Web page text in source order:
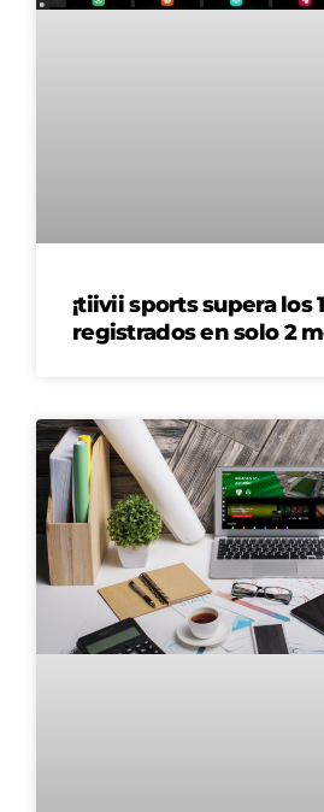
¡tiivii sports supera los
registrados en solo 2